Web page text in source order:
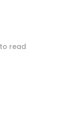
read